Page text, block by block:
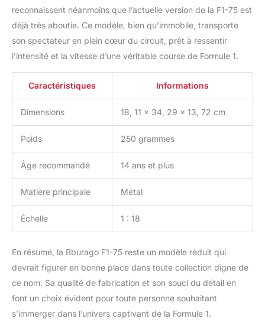
reconnaissent néanmoins que l’actuelle version de la F1-75 est
déjà très aboutie. Ce modèle, bien qu’immobile, transporte
son spectateur en plein cœur du circuit, prêt à ressentir
l’intensité et la vitesse d’une véritable course de Formule 1.
Caractéristiques Informations
Dimensions 18, 11 x 34, 29 x 13, 72 cm
Poids 250 grammes
Âge recommandé 14 ans et plus
Matière principale Métal
Échelle 1 : 18
En résumé, la Bburago F1-75 reste un modèle réduit qui
devrait figurer en bonne place dans toute collection digne de
ce nom. Sa qualité de fabrication et son souci du détail en
font un choix évident pour toute personne souhaitant
s’immerger dans l’univers captivant de la Formule 1.